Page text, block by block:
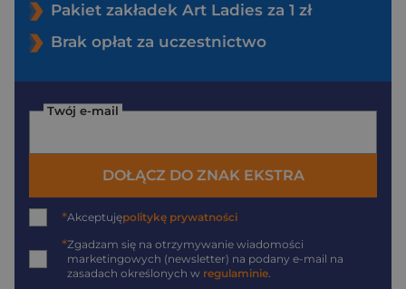
Pakiet zakładek Art Ladies za 1 zł
Brak opłat za uczestnictwo
Twój e-mail
DOŁĄCZ DO ZNAK EKSTRA
*Akceptujępolitykę prywatności
*Zgadzam się na otrzymywanie wiadomości
marketingowych (newsletter) na podany e-mail na
zasadach określonych w regulaminie.